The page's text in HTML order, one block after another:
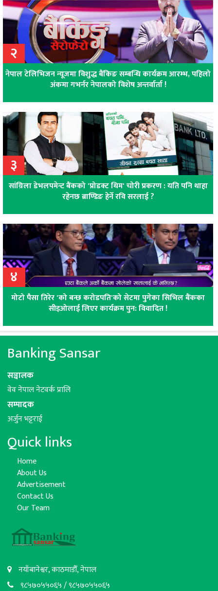
२
नेपाल टेलिभिजन न्यूजमा विशुद्ध बैंकिङ सम्बन्धि कार्यक्रम आरम्भ, पहिलो
अंकमा गभर्नर नेपालको विशेष अन्तर्वार्ता !
३
सांग्रिला डेभलपमेन्ट बैंकको 'प्रोडक्ट थिम' चोरी प्रकरण : यति पनि थाहा
रहेनछ ब्राण्डिङ हेर्ने रवि सरलाई ?
४
मोटो पैसा तिरेर 'को बन्छ करोडपति'को सेटमा पुगेका सिभिल बैंकका
सीइओलाई लिएर कार्यक्रम पुन: विवादित !
Banking Sansar
सञ्चालक
वेव नेपाल नेटवर्क प्रालि
सम्पादक
अर्जुन भट्टराई
Quick links
Home
About Us
Advertisement
Contact Us
Our Team
नयाँबानेश्वर, काठमाडौँ, नेपाल
९८५७०५५०६५ / ९८५७०५५०६५